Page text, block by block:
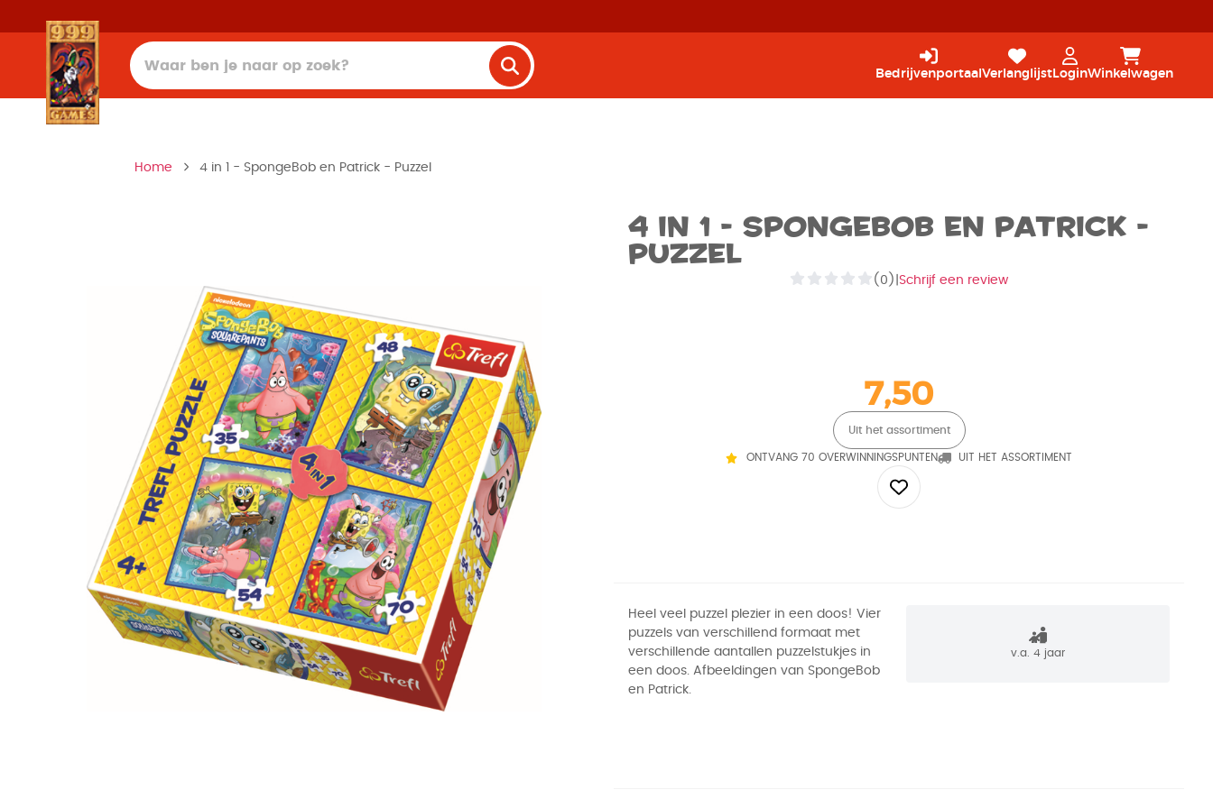
Bedrijvenportaal Verlanglijst LoginWinkelwagen
Home 4 in 1 - SpongeBob en Patrick - Puzzel
4 in 1 - SpongeBob en Patrick -
Puzzel
(0) Schrijf een review
7,50
Uit het assortiment
ONTVANG 70 OVERWINNINGSPUNTEN UIT HET ASSORTIMENT
Heel veel puzzel plezier in een doos! Vier
puzzels van verschillend formaat met
verschillende aantallen puzzelstukjes in
een doos. Afbeeldingen van SpongeBob
en Patrick.
v.a. 4 jaar